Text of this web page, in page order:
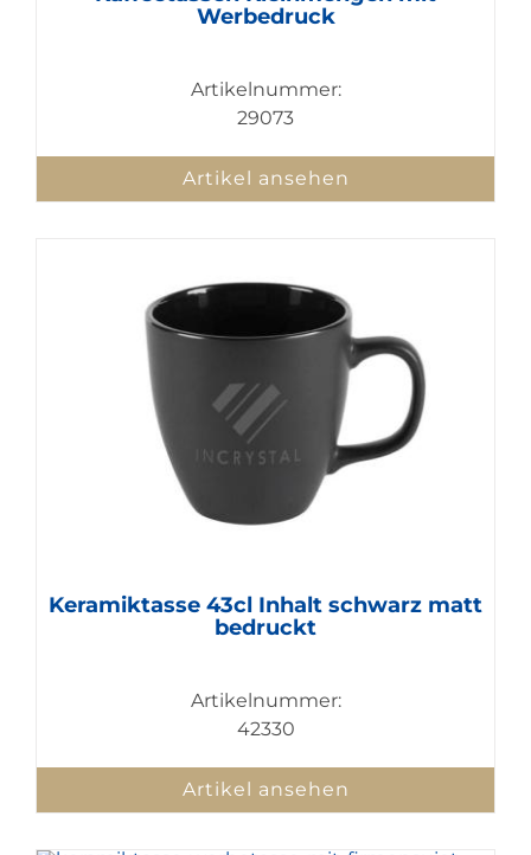
Werbedruck
Artikelnummer:
29073
Artikel ansehen
Keramiktasse 43cl Inhalt schwarz matt
bedruckt
Artikelnummer:
42330
Artikel ansehen